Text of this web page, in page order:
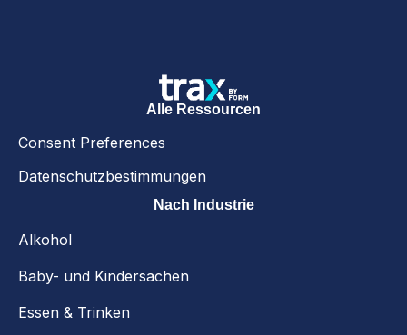
Alle Ressourcen
Consent Preferences
Datenschutzbestimmungen
Nach Industrie
Alkohol
Baby- und Kindersachen
Essen & Trinken